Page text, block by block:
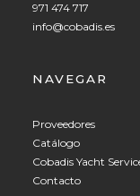
971 474 717
info@cobadis.es
NAVEGAR
Proveedores
Catálogo
Cobadis Yacht
Contacto